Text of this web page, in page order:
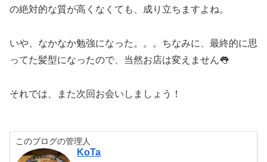
の絶対的な質が高くなくても、成り立ちますよね。
いや、なかなか勉強になった。。。ちなみに、最終的に思
ってた髪型になったので、当然お店は変えません👅
それでは、また次回お会いしましょう！
このブログの管理人
KoTa